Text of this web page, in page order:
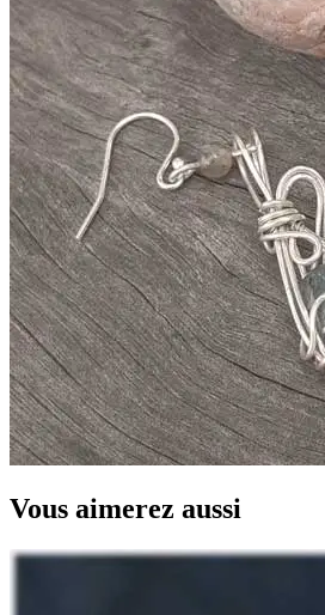
Vous aimerez aussi